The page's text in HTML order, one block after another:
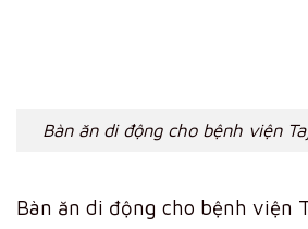
Bàn ăn di động cho bệnh viện
Bàn ăn di động cho bệnh viện